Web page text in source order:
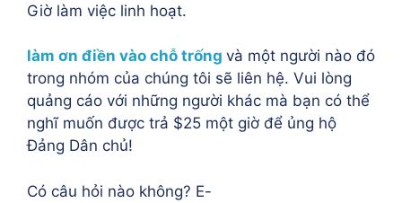
Giờ làm việc linh hoạt.
làm ơn điền vào chỗ trống và một người nào đó
trong nhóm của chúng tôi sẽ liên hệ. Vui lòng
quảng cáo với những người khác mà bạn có thể
nghĩ muốn được trả $25 một giờ để ủng hộ
Đảng Dân chủ!
Có câu hỏi nào không? E-